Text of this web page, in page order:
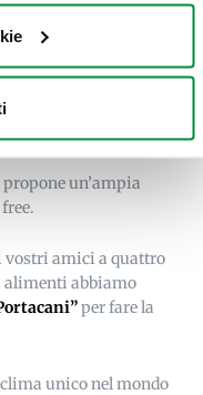
salse, bevande, birre,
casa e della
un’ampia
vostri amici a quattro
alimenti abbiamo
per fare la
unico nel mondo